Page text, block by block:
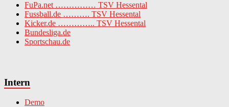
FuPa.net …………… TSV Hessental
Fussball.de ………. TSV Hessental
Kicker.de ………….. TSV Hessental
Bundesliga.de
Sportschau.de
Intern
Demo